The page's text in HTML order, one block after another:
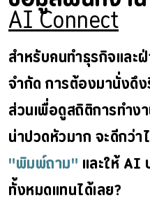
AI Connect
สำหรับคนทำธุรกิจและ
จำกัด การต้องมานั่งดึ
ส่วนเพื่อดูสถิติการทำงา
"พิมพ์ถาม" และให้
ทั้งหมดแทนได้เลย?